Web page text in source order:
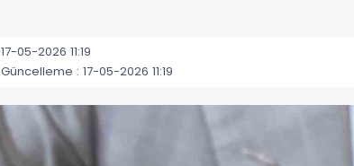
17-05-2026 11:19
Güncelleme : 17-05-2026 11:19